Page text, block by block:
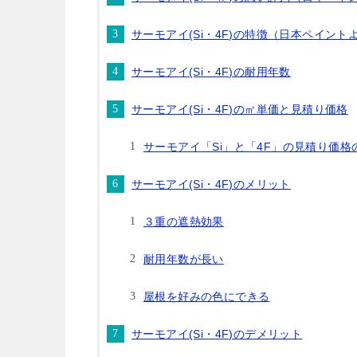
サーモアイ(Si・4F)の特徴（日本ペイントよ
サーモアイ(Si・4F)の耐用年数
サーモアイ(Si・4F)の㎡単価と見積り価格
サーモアイ「Si」と「4F」の見積り価格
サーモアイ(Si・4F)のメリット
３重の遮熱効果
耐用年数が長い
屋根を好みの色にできる
サーモアイ(Si・4F)のデメリット